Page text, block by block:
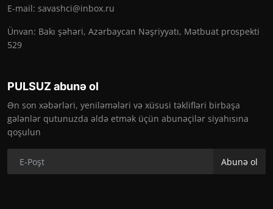
E-mail: savashci@inbox.ru
Ünvan: Bakı şəhəri, Azərbaycan Nəşriyyatı, Mətbuat prospekti
529
PULSUZ abunə ol
Ən son xəbərləri, yeniləmələri və xüsusi təklifləri birbaşa
gələnlər qutunuzda əldə etmək üçün abunəçilər siyahısına
qoşulun
Abunə ol